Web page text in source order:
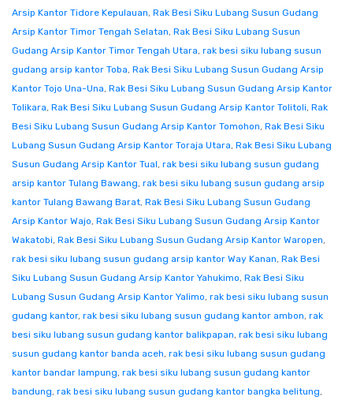
Arsip Kantor Tidore Kepulauan, Rak Besi Siku Lubang Susun Gudang
Arsip Kantor Timor Tengah Selatan, Rak Besi Siku Lubang Susun
Gudang Arsip Kantor Timor Tengah Utara, rak besi siku lubang susun
gudang arsip kantor Toba, Rak Besi Siku Lubang Susun Gudang Arsip
Kantor Tojo Una-Una, Rak Besi Siku Lubang Susun Gudang Arsip Kantor
Tolikara, Rak Besi Siku Lubang Susun Gudang Arsip Kantor Tolitoli, Rak
Besi Siku Lubang Susun Gudang Arsip Kantor Tomohon, Rak Besi Siku
Lubang Susun Gudang Arsip Kantor Toraja Utara, Rak Besi Siku Lubang
Susun Gudang Arsip Kantor Tual, rak besi siku lubang susun gudang
arsip kantor Tulang Bawang, rak besi siku lubang susun gudang arsip
kantor Tulang Bawang Barat, Rak Besi Siku Lubang Susun Gudang
Arsip Kantor Wajo, Rak Besi Siku Lubang Susun Gudang Arsip Kantor
Wakatobi, Rak Besi Siku Lubang Susun Gudang Arsip Kantor Waropen,
rak besi siku lubang susun gudang arsip kantor Way Kanan, Rak Besi
Siku Lubang Susun Gudang Arsip Kantor Yahukimo, Rak Besi Siku
Lubang Susun Gudang Arsip Kantor Yalimo, rak besi siku lubang susun
gudang kantor, rak besi siku lubang susun gudang kantor ambon, rak
besi siku lubang susun gudang kantor balikpapan, rak besi siku lubang
susun gudang kantor banda aceh, rak besi siku lubang susun gudang
kantor bandar lampung, rak besi siku lubang susun gudang kantor
bandung, rak besi siku lubang susun gudang kantor bangka belitung,